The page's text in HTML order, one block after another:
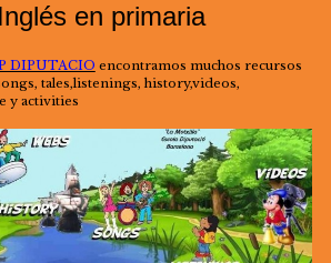
en primaria
DIPUTACIO encontramos muchos recursos
tales,listenings, history,videos,
y activities